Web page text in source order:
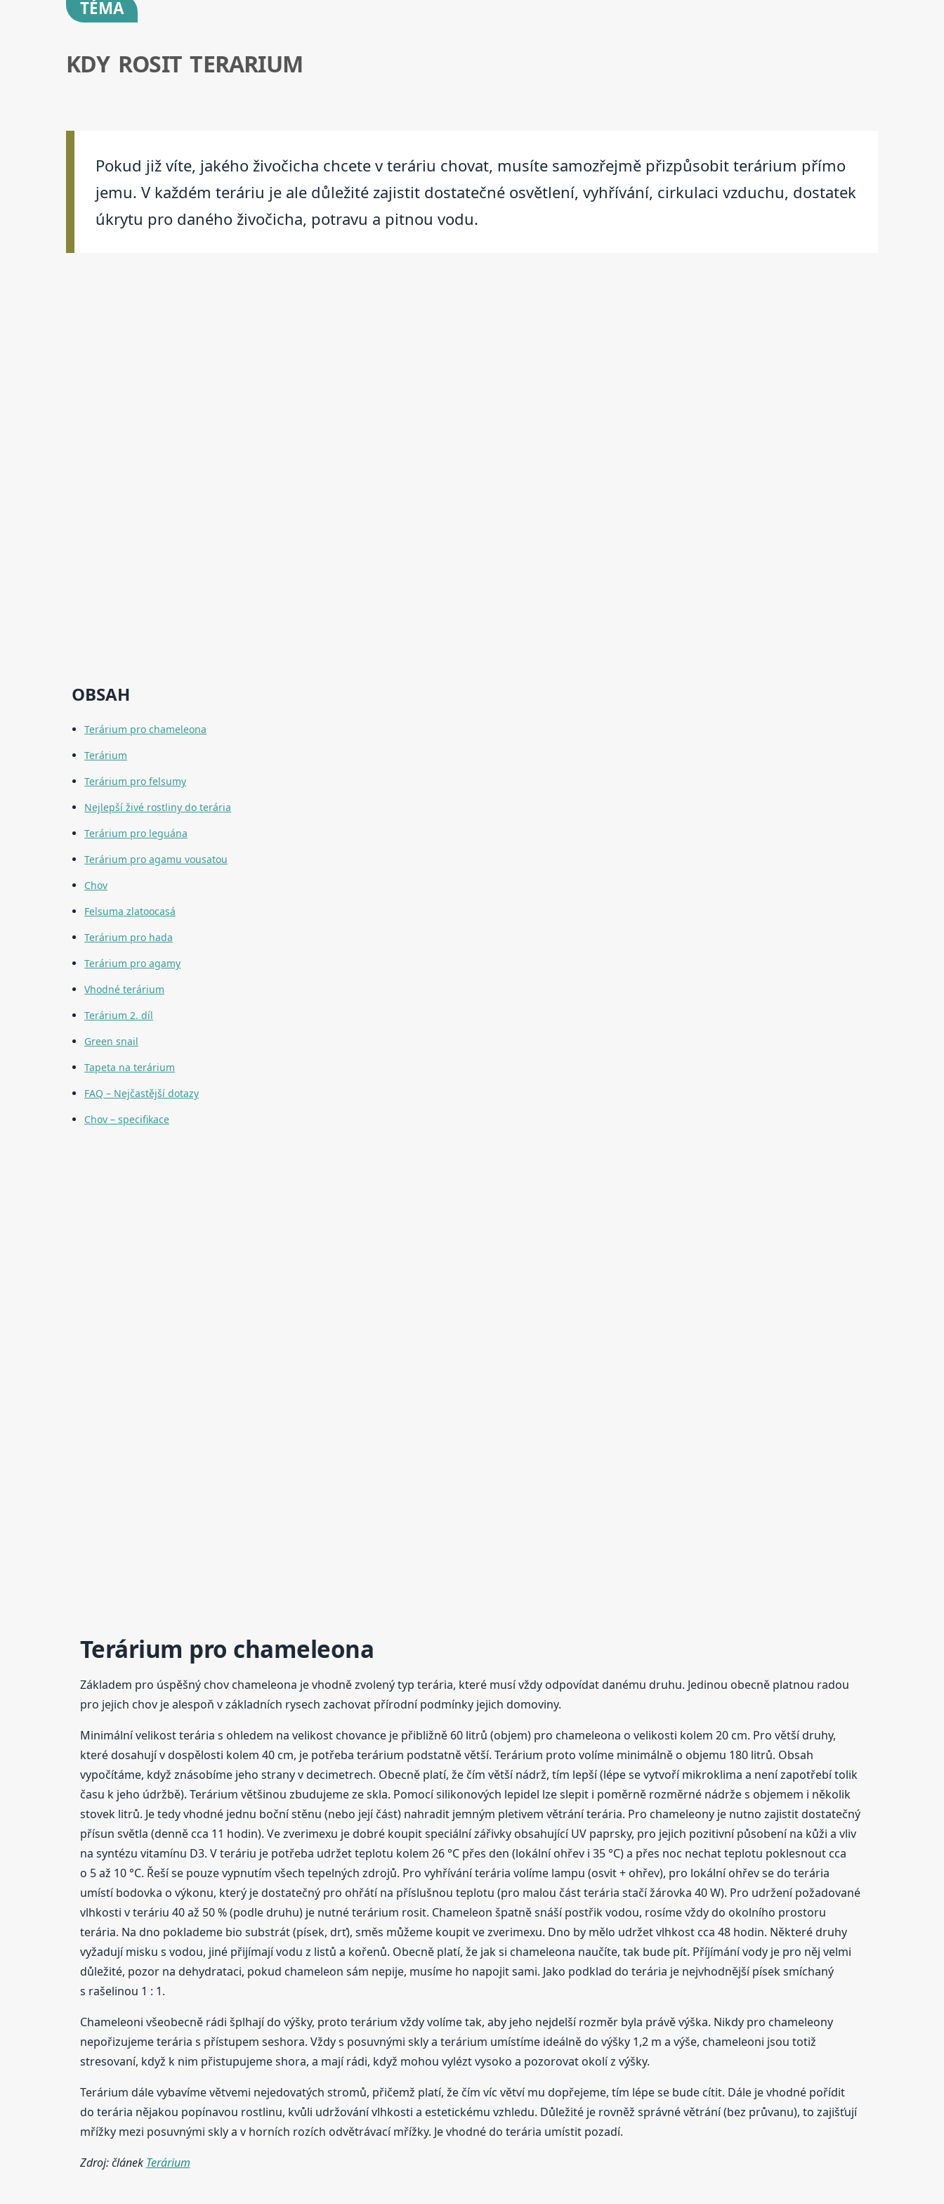
TÉMA
KDY ROSIT TERARIUM
Pokud již víte, jakého živočicha chcete v teráriu chovat, musíte samozřejmě přizpůsobit terárium přímo
jemu. V každém teráriu je ale důležité zajistit dostatečné osvětlení, vyhřívání, cirkulaci vzduchu, dostatek
úkrytu pro daného živočicha, potravu a pitnou vodu.
OBSAH
Terárium pro chameleona
Terárium
Terárium pro felsumy
Nejlepší živé rostliny do terária
Terárium pro leguána
Terárium pro agamu vousatou
Chov
Felsuma zlatoocasá
Terárium pro hada
Terárium pro agamy
Vhodné terárium
Terárium 2. díl
Green snail
Tapeta na terárium
FAQ – Nejčastější dotazy
Chov – specifikace
Terárium pro chameleona
Základem pro úspěšný chov chameleona je vhodně zvolený typ terária, které musí vždy odpovídat danému druhu. Jedinou obecně platnou radou
pro jejich chov je alespoň v základních rysech zachovat přírodní podmínky jejich domoviny.
Minimální velikost terária s ohledem na velikost chovance je přibližně 60 litrů (objem) pro chameleona o velikosti kolem 20 cm. Pro větší druhy,
které dosahují v dospělosti kolem 40 cm, je potřeba terárium podstatně větší. Terárium proto volíme minimálně o objemu 180 litrů. Obsah
vypočítáme, když znásobíme jeho strany v decimetrech. Obecně platí, že čím větší nádrž, tím lepší (lépe se vytvoří mikroklima a není zapotřebí tolik
času k jeho údržbě). Terárium většinou zbudujeme ze skla. Pomocí silikonových lepidel lze slepit i poměrně rozměrné nádrže s objemem i několik
stovek litrů. Je tedy vhodné jednu boční stěnu (nebo její část) nahradit jemným pletivem větrání terária. Pro chameleony je nutno zajistit dostatečný
přísun světla (denně cca 11 hodin). Ve zverimexu je dobré koupit speciální zářivky obsahující UV paprsky, pro jejich pozitivní působení na kůži a vliv
na syntézu vitamínu D3. V teráriu je potřeba udržet teplotu kolem 26 °C přes den (lokální ohřev i 35 °C) a přes noc nechat teplotu poklesnout cca
o 5 až 10 °C. Řeší se pouze vypnutím všech tepelných zdrojů. Pro vyhřívání terária volíme lampu (osvit + ohřev), pro lokální ohřev se do terária
umístí bodovka o výkonu, který je dostatečný pro ohřátí na příslušnou teplotu (pro malou část terária stačí žárovka 40 W). Pro udržení požadované
vlhkosti v teráriu 40 až 50 % (podle druhu) je nutné terárium rosit. Chameleon špatně snáší postřik vodou, rosíme vždy do okolního prostoru
terária. Na dno poklademe bio substrát (písek, drť), směs můžeme koupit ve zverimexu. Dno by mělo udržet vlhkost cca 48 hodin. Některé druhy
vyžadují misku s vodou, jiné přijímají vodu z listů a kořenů. Obecně platí, že jak si chameleona naučíte, tak bude pít. Příjímání vody je pro něj velmi
důležité, pozor na dehydrataci, pokud chameleon sám nepije, musíme ho napojit sami. Jako podklad do terária je nejvhodnější písek smíchaný
s rašelinou 1 : 1.
Chameleoni všeobecně rádi šplhají do výšky, proto terárium vždy volíme tak, aby jeho nejdelší rozměr byla právě výška. Nikdy pro chameleony
nepořizujeme terária s přístupem seshora. Vždy s posuvnými skly a terárium umístíme ideálně do výšky 1,2 m a výše, chameleoni jsou totiž
stresovaní, když k nim přistupujeme shora, a mají rádi, když mohou vylézt vysoko a pozorovat okolí z výšky.
Terárium dále vybavíme větvemi nejedovatých stromů, přičemž platí, že čím víc větví mu dopřejeme, tím lépe se bude cítit. Dále je vhodné pořídit
do terária nějakou popínavou rostlinu, kvůli udržování vlhkosti a estetickému vzhledu. Důležité je rovněž správné větrání (bez průvanu), to zajišťují
mřížky mezi posuvnými skly a v horních rozích odvětrávací mřížky. Je vhodné do terária umístit pozadí.
Zdroj: článek Terárium